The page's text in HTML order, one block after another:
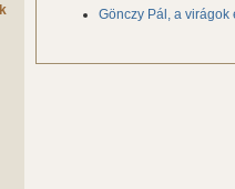
Gönczy Pál, a virágok